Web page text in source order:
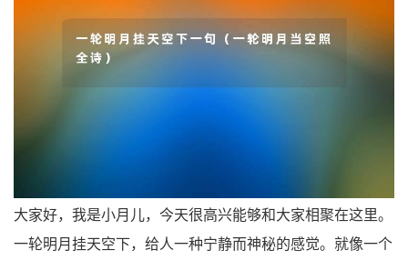
大家好，我是小月儿，今天很高兴能够和大家相聚在这里。
一轮明月挂天空下，给人一种宁静而神秘的感觉。就像一个